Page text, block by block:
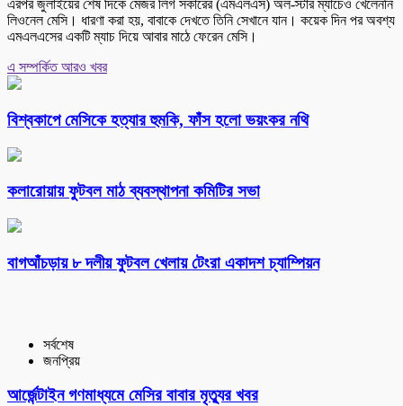
এরপর জুলাইয়ের শেষ দিকে মেজর লিগ সকারের (এমএলএস) অল-স্টার ম্যাচেও খেলেননি
লিওনেল মেসি। ধারণা করা হয়, বাবাকে দেখতে তিনি সেখানে যান। কয়েক দিন পর অবশ্য
এমএলএসের একটি ম্যাচ দিয়ে আবার মাঠে ফেরেন মেসি।
এ সম্পর্কিত আরও খবর
বিশ্বকাপে মেসিকে হত্যার হুমকি, ফাঁস হলো ভয়ংকর নথি
কলারোয়ায় ফুটবল মাঠ ব্যবস্থাপনা কমিটির সভা
বাগআঁচড়ায় ৮ দলীয় ফুটবল খেলায় টেংরা একাদশ চ্যাম্পিয়ন
সর্বশেষ
জনপ্রিয়
আর্জেন্টাইন গণমাধ্যমে মেসির বাবার মৃত্যুর খবর